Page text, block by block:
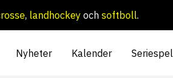
, landhockey och softboll.
Nyheter Kalender Seriespel